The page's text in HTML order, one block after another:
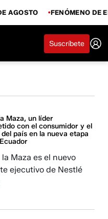
AGOSTO FENÓMENO DE
Suscríbete
Maza, un líder
con el consumidor y el
país en la nueva etapa
la Maza es el nuevo
ejecutivo de Nestlé